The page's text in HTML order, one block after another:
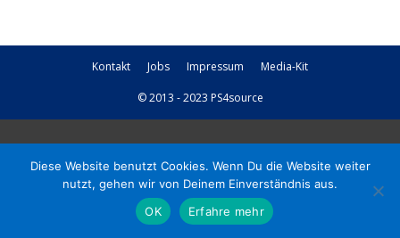
Kontakt Jobs Impressum Media-Kit
© 2013 - 2023 PS4source
Diese Website benutzt Cookies. Wenn Du die Website weiter
nutzt, gehen wir von Deinem Einverständnis aus.
OK
Erfahre mehr